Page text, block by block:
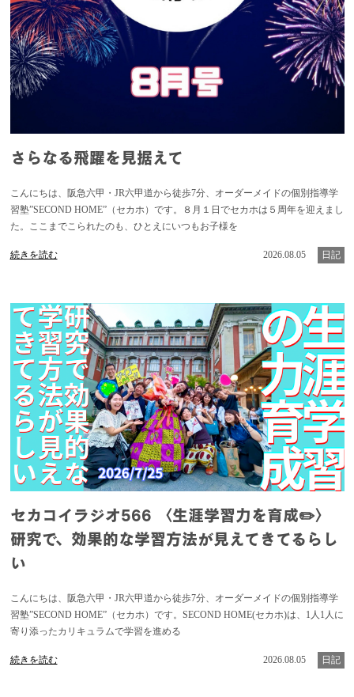
さらなる飛躍を見据えて
こんにちは、阪急六甲・JR六甲道から徒歩7分、オーダーメイドの個別指導学
習塾”SECOND HOME”（セカホ）です。８月１日でセカホは５周年を迎えまし
た。ここまでこられたのも、ひとえにいつもお子様を
続きを読む 2026.08.05 日記
セカコイラジオ566 〈生涯学習力を育成✏️〉
研究で、効果的な学習方法が見えてきてるらし
い
こんにちは、阪急六甲・JR六甲道から徒歩7分、オーダーメイドの個別指導学
習塾”SECOND HOME”（セカホ）です。SECOND HOME(セカホ)は、1人1人に
寄り添ったカリキュラムで学習を進める
続きを読む 2026.08.05 日記